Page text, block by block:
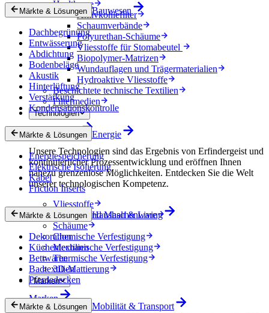
Healthcare
Aktivkohlefilter
Schaumverbände
Polyurethan-Schäume
Vliesstoffe für Stomabeutel
Biopolymer-Matrizen
Wundauflagen und Trägermaterialien
Hydroaktive Vliesstoffe
Beschichtete technische Textilien
Filtermedien
Technologien
Technologien
Unsere Technologien sind das Ergebnis von Erfindergeist und
kontinuierlicher Prozessentwicklung und eröffnen Ihnen
nahezu grenzenlose Möglichkeiten. Entdecken Sie die Welt
unserer technologischen Kompetenz.
Vliesstoffe
Gewebe und Maschenware
Schäume
Chemische Verfestigung
Mechanische Verfestigung
Thermische Verfestigung
3D-Mattierung
Marken
Marken
Märkte & Lösungen Bauwesen
Dachbegrünung
Entwässerung
Abdichtung
Bodenbeläge
Akustik
Hinterlüftung
Verstärkung
Kondensationskontrolle
Märkte & Lösungen Energie
Energiespeicherung
Elektrische Isolierung
Kabel
Friction Inserts
Märkte & Lösungen Haushalt & Living
Dekoration
Küchentextilien
Bettwaren
Badtextilien
Pferdedecken
Märkte & Lösungen Mobilität & Transport